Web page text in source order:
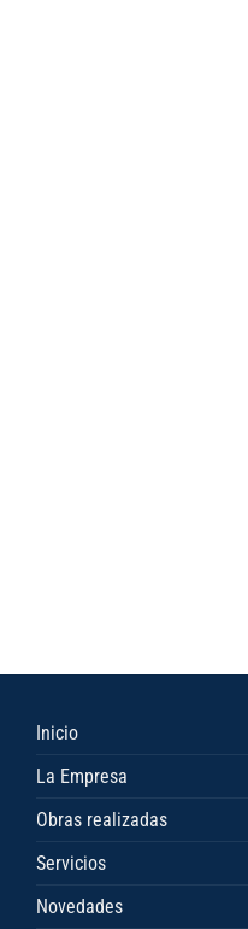
Inicio
La Empresa
Obras realizadas
Servicios
Novedades